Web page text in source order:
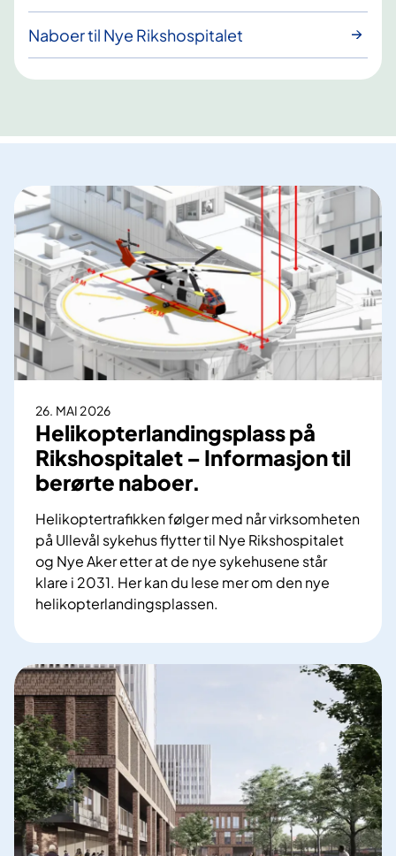
Naboer til Nye Rikshospitalet
26. MAI 2026
Helikopterlandingsplass på
Rikshospitalet – Informasjon til
berørte naboer.
Helikoptertrafikken følger med når virksomheten
på Ullevål sykehus flytter til Nye Rikshospitalet
og Nye Aker etter at de nye sykehusene står
klare i 2031. Her kan du lese mer om den nye
helikopterlandingsplassen.
e
l
i
k
o
p
t
e
r
l